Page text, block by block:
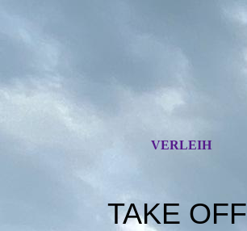
VERLEIH
TAKE OFF